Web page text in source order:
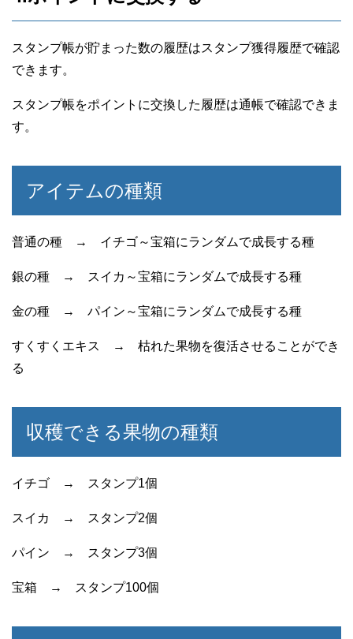
スタンプ帳が貯まった数の履歴はスタンプ獲得履歴で確認
できます。
スタンプ帳をポイントに交換した履歴は通帳で確認できま
す。
アイテムの種類
普通の種 → イチゴ～宝箱にランダムで成長する種
銀の種 → スイカ～宝箱にランダムで成長する種
金の種 → パイン～宝箱にランダムで成長する種
すくすくエキス → 枯れた果物を復活させることができ
る
収穫できる果物の種類
イチゴ → スタンプ1個
スイカ → スタンプ2個
パイン → スタンプ3個
宝箱 → スタンプ100個